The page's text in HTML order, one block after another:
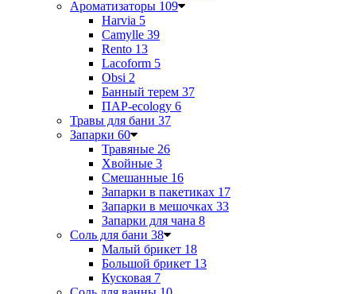
Ароматизаторы 109
Harvia 5
Camylle 39
Rento 13
Lacoform 5
Obsi 2
Банный терем 37
ПАР-ecology 6
Травы для бани 37
Запарки 60
Травяные 26
Хвойные 3
Смешанные 16
Запарки в пакетиках 17
Запарки в мешочках 33
Запарки для чана 8
Соль для бани 38
Малый брикет 18
Большой брикет 13
Кусковая 7